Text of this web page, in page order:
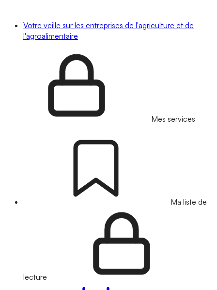
Votre veille sur les entreprises de l'agriculture et de
l'agroalimentaire
Mes services
Ma liste de
lecture